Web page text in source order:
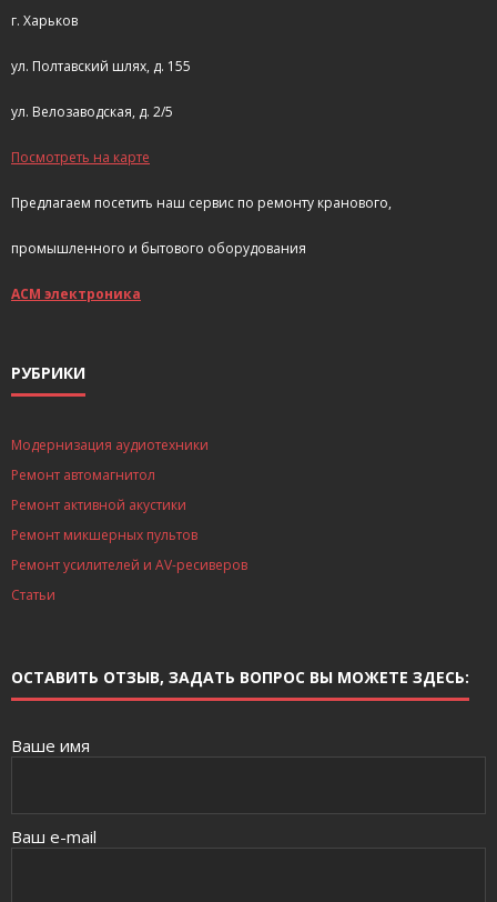
г. Харьков
ул. Полтавский шлях, д. 155
ул. Велозаводская, д. 2/5
Посмотреть на карте
Предлагаем посетить наш сервис по ремонту кранового,
промышленного и бытового оборудования
АСМ электроника
РУБРИКИ
Модернизация аудиотехники
Ремонт автомагнитол
Ремонт активной акустики
Ремонт микшерных пультов
Ремонт усилителей и AV-ресиверов
Статьи
ОСТАВИТЬ ОТЗЫВ, ЗАДАТЬ ВОПРОС ВЫ МОЖЕТЕ ЗДЕСЬ:
Ваше имя
Ваш e-mail